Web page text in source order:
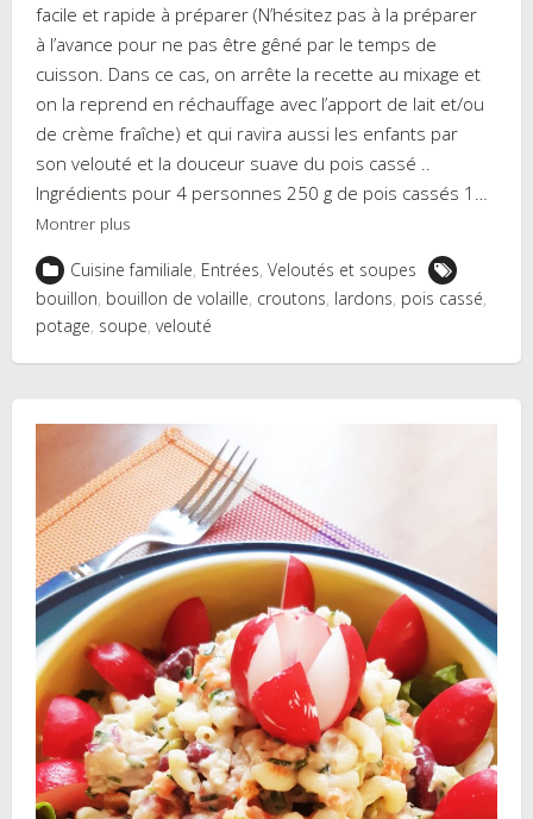
facile et rapide à préparer (N’hésitez pas à la préparer
à l’avance pour ne pas être gêné par le temps de
cuisson. Dans ce cas, on arrête la recette au mixage et
on la reprend en réchauffage avec l’apport de lait et/ou
de crème fraîche) et qui ravira aussi les enfants par
son velouté et la douceur suave du pois cassé ..
Ingrédients pour 4 personnes 250 g de pois cassés 1…
Montrer plus
Cuisine familiale, Entrées, Veloutés et soupes
bouillon, bouillon de volaille, croutons, lardons, pois cassé,
potage, soupe, velouté